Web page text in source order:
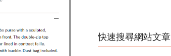
快速搜尋網站文章